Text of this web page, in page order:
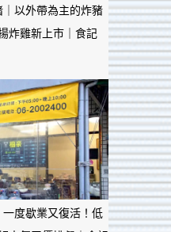
以外帶為主的炸豬
炸雞新上市｜食記
度歇業又復活！低